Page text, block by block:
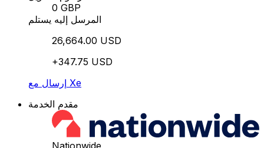
0 GBP
المرسل إليه يستلم
26,664.00 USD
+347.75 USD
إرسال مع Xe
مقدم الخدمة